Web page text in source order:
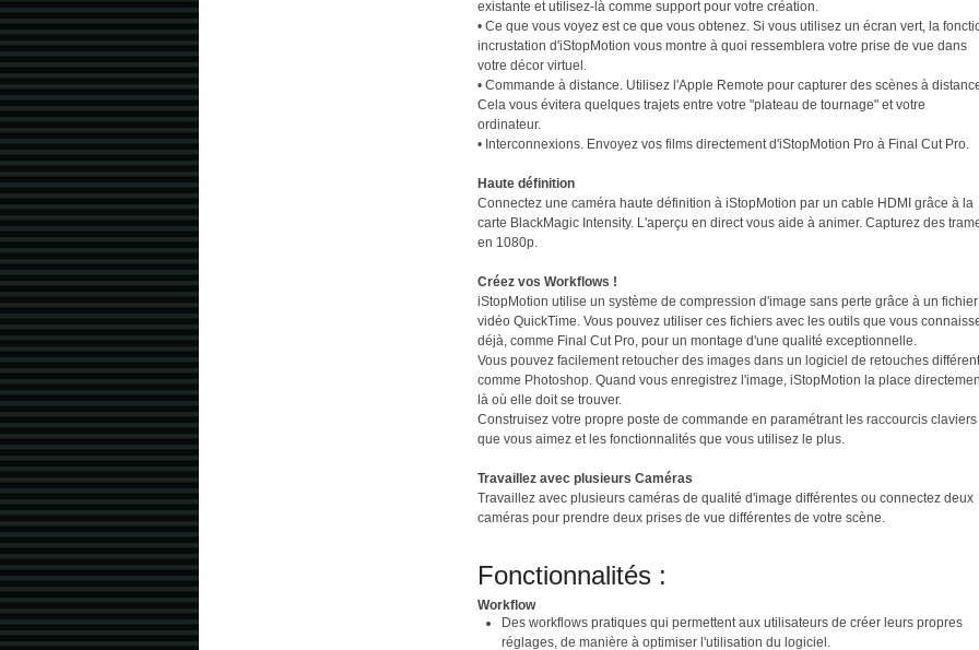
existante et utilisez-là comme support pour votre création.
• Ce que vous voyez est ce que vous obtenez. Si vous utilisez un écran vert, la
incrustation d'iStopMotion vous montre à quoi ressemblera votre prise de vue dans
votre décor virtuel.
• Commande à distance. Utilisez l'Apple Remote pour capturer des scènes à
Cela vous évitera quelques trajets entre votre "plateau de tournage" et votre
ordinateur.
• Interconnexions. Envoyez vos films directement d'iStopMotion Pro à Final Cut Pro.
Haute définition
Connectez une caméra haute définition à iStopMotion par un cable HDMI grâce à la
carte BlackMagic Intensity. L'aperçu en direct vous aide à animer. Capturez des
en 1080p.
Créez vos Workflows !
iStopMotion utilise un système de compression d'image sans perte grâce à un fichier
vidéo QuickTime. Vous pouvez utiliser ces fichiers avec les outils que vous
déjà, comme Final Cut Pro, pour un montage d'une qualité exceptionnelle.
Vous pouvez facilement retoucher des images dans un logiciel de retouches
comme Photoshop. Quand vous enregistrez l'image, iStopMotion la place
là où elle doit se trouver.
Construisez votre propre poste de commande en paramétrant les raccourcis claviers
que vous aimez et les fonctionnalités que vous utilisez le plus.
Travaillez avec plusieurs Caméras
Travaillez avec plusieurs caméras de qualité d'image différentes ou connectez deux
caméras pour prendre deux prises de vue différentes de votre scène.
Fonctionnalités :
Workflow
Des workflows pratiques qui permettent aux utilisateurs de créer leurs propres
réglages, de manière à optimiser l'utilisation du logiciel.